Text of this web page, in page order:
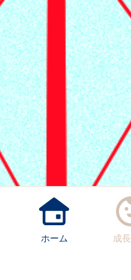
ホーム 成